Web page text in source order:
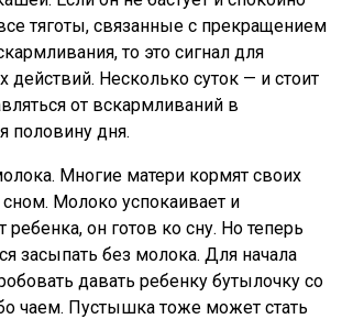
тяготы, связанные с прекращением
то это сигнал для
действий. Несколько суток — и стоит
от вскармливаний в
половину дня.
Многие матери кормят своих
Молоко успокаивает и
ребенка, он готов ко сну. Но теперь
засыпать без молока. Для начала
давать ребенку бутылочку со
чаем. Пустышка тоже может стать